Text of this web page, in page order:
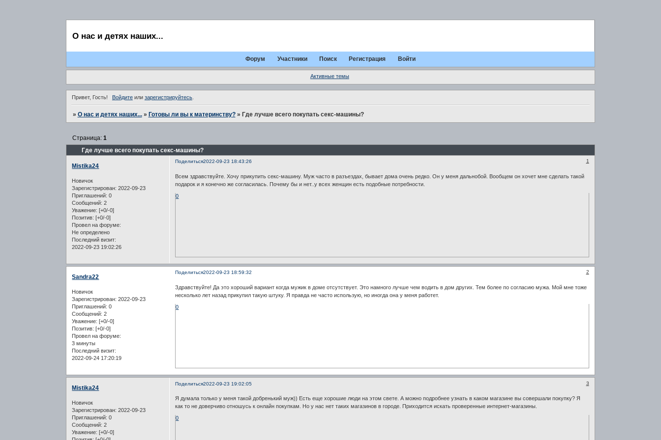
О нас и детях наших...
Форум Участники Поиск Регистрация Войти
Активные темы
Привет, Гость! Войдитеили зарегистрируйтесь.
» О нас и детях наших... » Готовы ли вы к материнству? » Где лучше всего покупать секс-машины?
Где лучше всего покупать секс-машины?
Страница: 1
Поделиться 1
2022-09-23 18:43:26
Mistika24
Новичок
Зарегистрирован: 2022-09-23
Приглашений: 0
Сообщений: 2
Уважение: [+0/-0]
Позитив: [+0/-0]
Провел на форуме:
Не определено
Последний визит:
2022-09-23 19:02:26
Всем здравствуйте. Хочу прикупить секс-машину. Муж часто в разъездах, бывает дома очень редко. Он у меня дальнобой. Вообщем он хочет мне сделать такой
подарок и я конечно же согласилась. Почему бы и нет..у всех женщин есть подобные потребности.
0
Поделиться 2
2022-09-23 18:59:32
Sandra22
Новичок
Зарегистрирован: 2022-09-23
Приглашений: 0
Сообщений: 2
Уважение: [+0/-0]
Позитив: [+0/-0]
Провел на форуме:
3 минуты
Последний визит:
2022-09-24 17:20:19
Здравствуйте! Да это хороший вариант когда мужик в доме отсутствует. Это намного лучше чем водить в дом других. Тем более по согласию мужа. Мой мне тоже
несколько лет назад прикупил такую штуку. Я правда не часто использую, но иногда она у меня работет.
0
Поделиться 3
2022-09-23 19:02:05
Mistika24
Новичок
Зарегистрирован: 2022-09-23
Приглашений: 0
Сообщений: 2
Уважение: [+0/-0]
Я думала только у меня такой добренький муж)) Есть еще хорошие люди на этом свете. А можно подробнее узнать в каком магазине вы совершали покупку? Я
как то не доверчиво отношусь к онлайн покупкам. Но у нас нет таких магазинов в городе. Приходится искать проверенные интернет-магазины.
0